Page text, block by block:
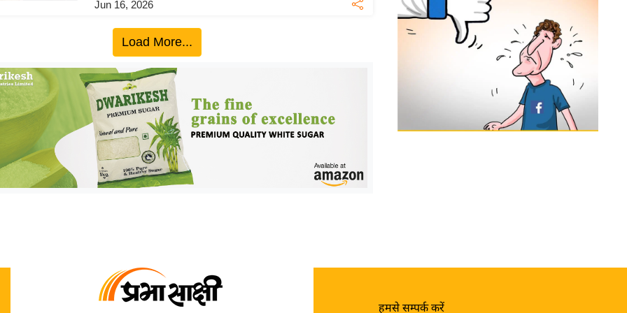
Jun 16, 2026
Load More...
हमसे सम्पर्क करें